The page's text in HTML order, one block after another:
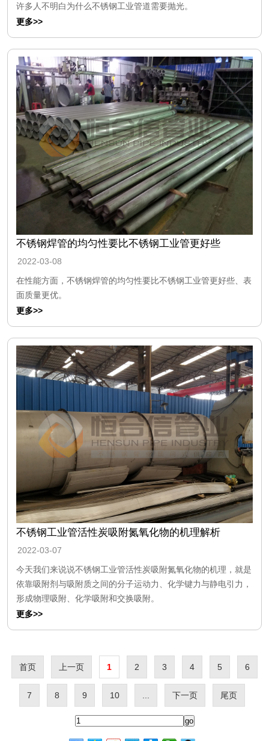
许多人不明白为什么不锈钢工业管道需要抛光。
更多>>
不锈钢焊管的均匀性要比不锈钢工业管更好些
2022-03-08
在性能方面，不锈钢焊管的均匀性要比不锈钢工业管更好些、表
面质量更优。
更多>>
不锈钢工业管活性炭吸附氮氧化物的机理解析
2022-03-07
今天我们来说说不锈钢工业管活性炭吸附氮氧化物的机理，就是
依靠吸附剂与吸附质之间的分子运动力、化学键力与静电引力，
形成物理吸附、化学吸附和交换吸附。
更多>>
首页 上一页 1 2 3 4 5 6
7 8 9 10 ... 下一页 尾页